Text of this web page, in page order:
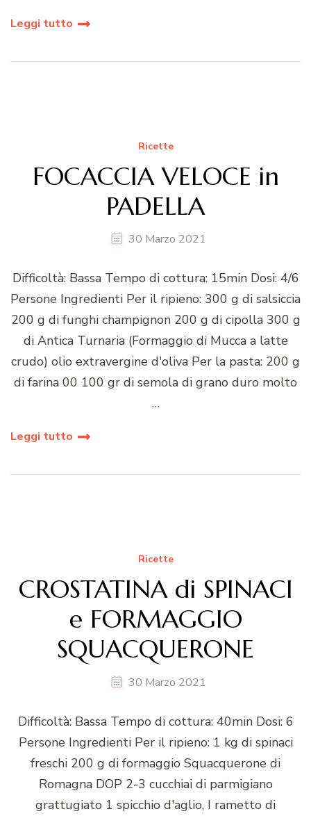
Leggi tutto
Ricette
FOCACCIA VELOCE in
PADELLA
30 Marzo 2021
Difficoltà: Bassa Tempo di cottura: 15min Dosi: 4/6
Persone Ingredienti Per il ripieno: 300 g di salsiccia
200 g di funghi champignon 200 g di cipolla 300 g
di Antica Turnaria (Formaggio di Mucca a latte
crudo) olio extravergine d'oliva Per la pasta: 200 g
di farina 00 100 gr di semola di grano duro molto
…
Leggi tutto
Ricette
CROSTATINA di SPINACI
e FORMAGGIO
SQUACQUERONE
30 Marzo 2021
Difficoltà: Bassa Tempo di cottura: 40min Dosi: 6
Persone Ingredienti Per il ripieno: 1 kg di spinaci
freschi 200 g di formaggio Squacquerone di
Romagna DOP 2-3 cucchiai di parmigiano
grattugiato 1 spicchio d'aglio, I rametto di